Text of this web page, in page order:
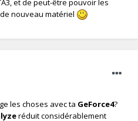
nouveau matériel
les choses avec ta GeForce4?
réduit considérablement